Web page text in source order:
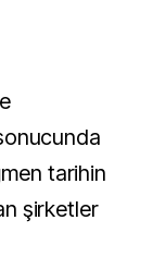
tarihin
şirketler